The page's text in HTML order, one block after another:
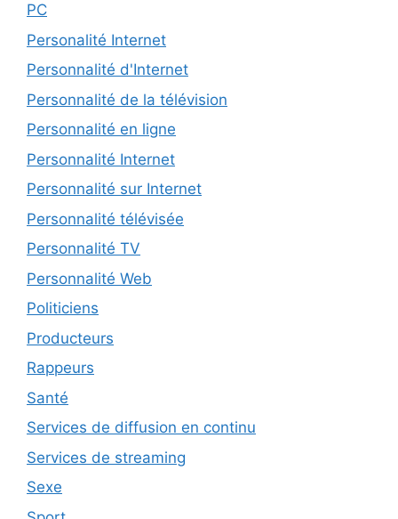
PC
Personalité Internet
Personnalité d'Internet
Personnalité de la télévision
Personnalité en ligne
Personnalité Internet
Personnalité sur Internet
Personnalité télévisée
Personnalité TV
Personnalité Web
Politiciens
Producteurs
Rappeurs
Santé
Services de diffusion en continu
Services de streaming
Sexe